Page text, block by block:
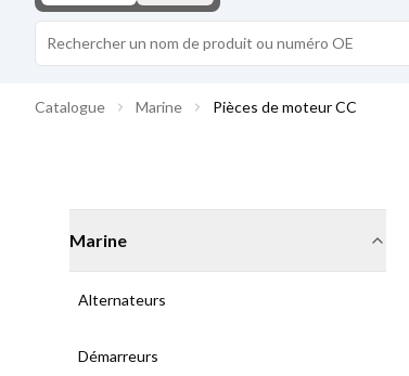
Catalogue Marine Pièces de moteur CC
Marine
Alternateurs
Démarreurs